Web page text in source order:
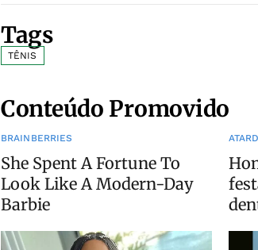
Tags
TÊNIS